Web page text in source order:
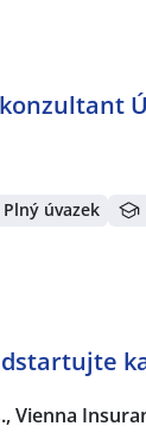
Plný úvazek
Vienna